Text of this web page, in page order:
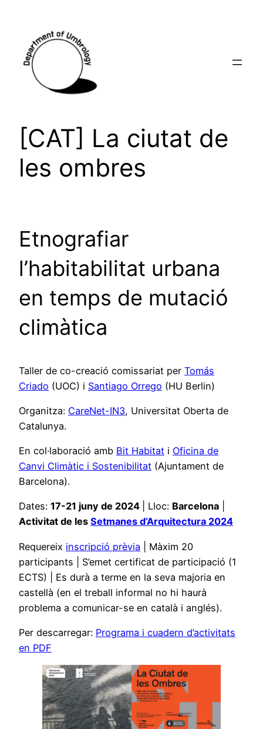
[CAT] La ciutat de
les ombres
Etnografiar
l’habitabilitat urbana
en temps de mutació
climàtica
Taller de co-creació comissariat per Tomás
Criado (UOC) i Santiago Orrego (HU Berlin)
Organitza: CareNet-IN3, Universitat Oberta de
Catalunya.
En col·laboració amb Bit Habitat i Oficina de
Canvi Climàtic i Sostenibilitat (Ajuntament de
Barcelona).
Dates: 17-21 juny de 2024 | Lloc: Barcelona
Activitat de les Setmanes d’Arquitectura 2024
Requereix inscripció prèvia | Màxim 20
participants | S’emet certificat de participació (1
ECTS) | Es durà a terme en la seva majoria en
castellà (en el treball informal no hi haurà
problema a comunicar-se en català i anglés).
Per descarregar: Programa i cuadern d’activitats
en PDF